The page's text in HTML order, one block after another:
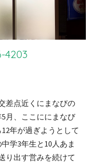
差点近くにまなびの
月、ここににまなび
年が過ぎようとして
学3年生と10人あま
り出す営みを続けて